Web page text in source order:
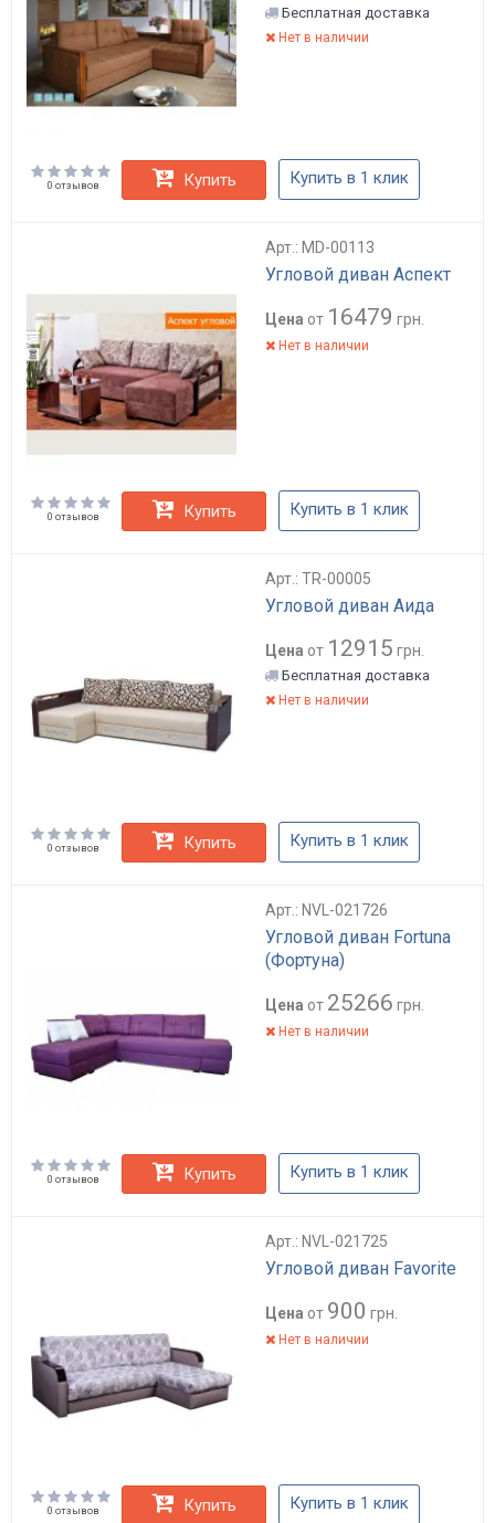
Бесплатная доставка
Нет в наличии
0 отзывов Купить Купить в 1 клик
Арт.: MD-00113
Угловой диван Аспект
Цена от 16479 грн.
Нет в наличии
0 отзывов Купить Купить в 1 клик
Арт.: TR-00005
Угловой диван Аида
Цена от 12915 грн.
Бесплатная доставка
Нет в наличии
0 отзывов Купить Купить в 1 клик
Арт.: NVL-021726
Угловой диван Fortuna
(Фортуна)
Цена от 25266 грн.
Нет в наличии
0 отзывов Купить Купить в 1 клик
Арт.: NVL-021725
Угловой диван Favorite
Цена от 900 грн.
Нет в наличии
0 отзывов Купить Купить в 1 клик